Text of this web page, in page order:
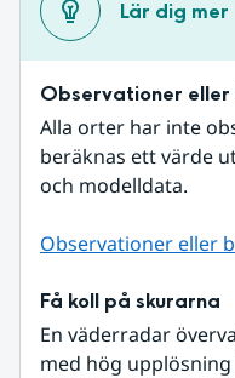
Lär dig mer
Observationer
Alla orter har inte
beräknas ett värde
och modelldata.
Observationer eller
Få koll på skurarna
En väderradar
med hög